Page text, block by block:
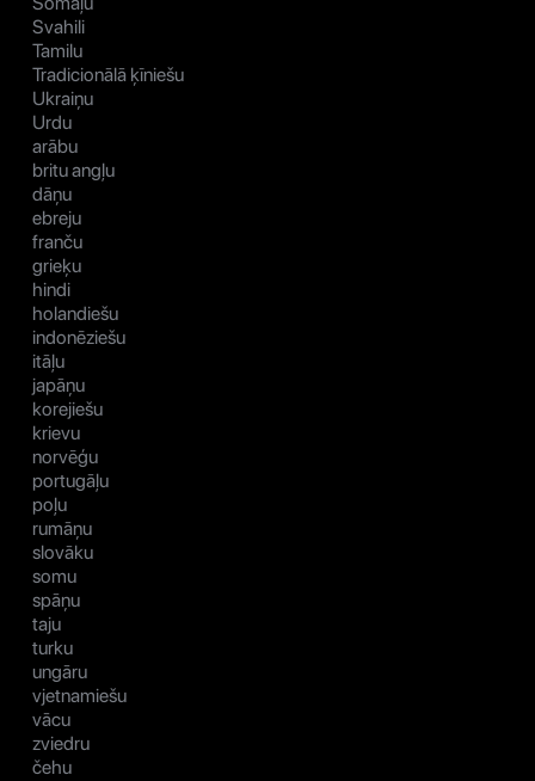
Svahili
Tamilu
Tradicionālā ķīniešu
Ukraiņu
Urdu
arābu
britu angļu
dāņu
ebreju
franču
grieķu
hindi
holandiešu
indonēziešu
itāļu
japāņu
korejiešu
krievu
norvēģu
portugāļu
poļu
rumāņu
slovāku
somu
spāņu
taju
turku
ungāru
vjetnamiešu
vācu
zviedru
čehu